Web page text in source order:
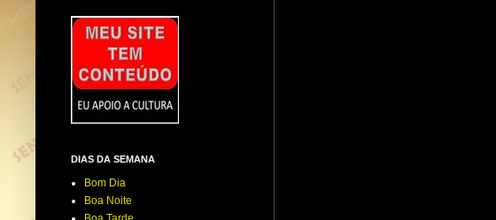
DIAS DA SEMANA
Bom Dia
Boa Noite